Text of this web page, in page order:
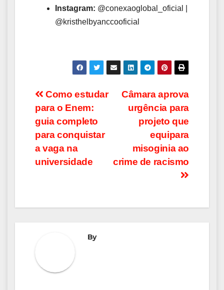
Instagram: @conexaoglobal_oficial |
@kristhelbyanccooficial
Navegação
de
Post
Câmara aprova
urgência para
projeto que
equipara
misoginia ao
crime de racismo
Como estudar
para o Enem:
guia completo
para conquistar
a vaga na
universidade
By